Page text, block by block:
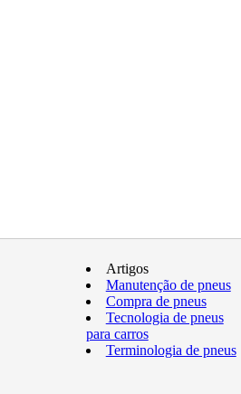
Artigos
Manutenção de pneus
Compra de pneus
Tecnologia de pneus
para carros
Terminologia de pneus